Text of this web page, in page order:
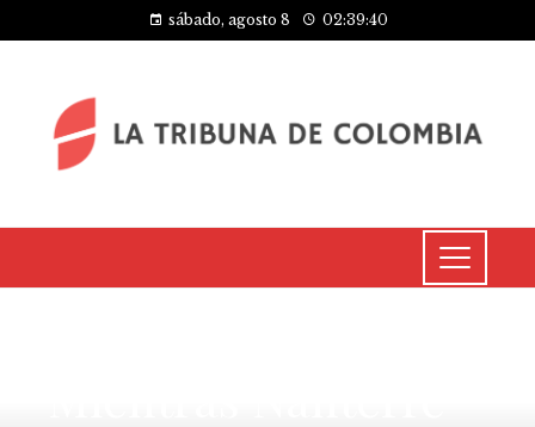
sábado, agosto 8 02:39:40